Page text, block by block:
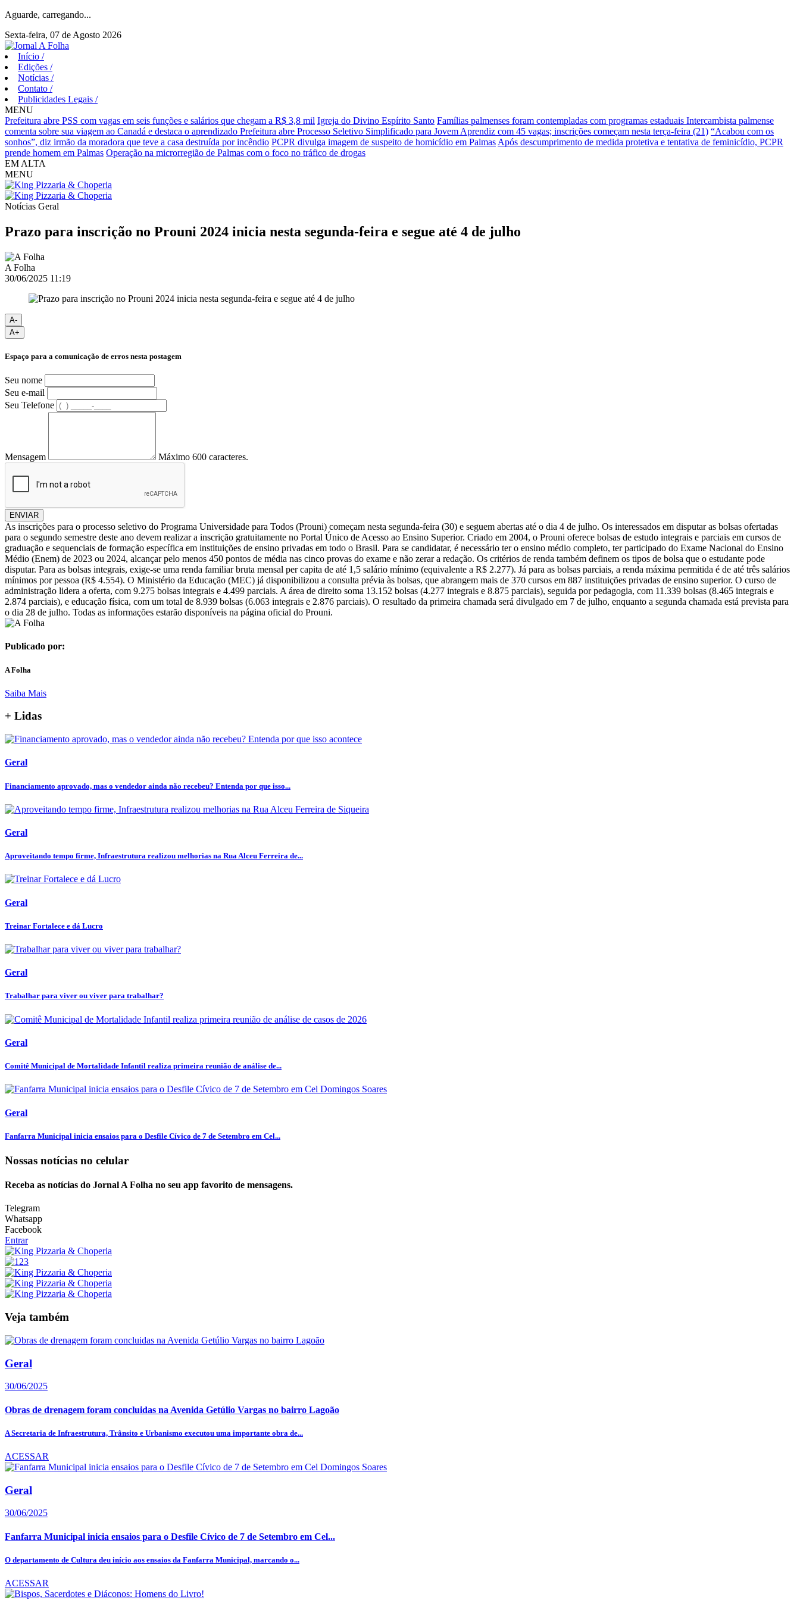
Aguarde, carregando...
Sexta-feira, 07 de Agosto 2026
Início /
Edições /
Notícias /
Contato /
Publicidades Legais /
MENU
Prefeitura abre PSS com vagas em seis funções e salários que chegam a R$ 3,8 mil Igreja do Divino Espírito Santo Famílias palmenses foram contempladas com programas estaduais Intercambista palmense
comenta sobre sua viagem ao Canadá e destaca o aprendizado Prefeitura abre Processo Seletivo Simplificado para Jovem Aprendiz com 45 vagas; inscrições começam nesta terça-feira (21) “Acabou com os
sonhos”, diz irmão da moradora que teve a casa destruída por incêndio PCPR divulga imagem de suspeito de homicídio em Palmas Após descumprimento de medida protetiva e tentativa de feminicídio, PCPR
prende homem em Palmas Operação na microrregião de Palmas com o foco no tráfico de drogas
EM ALTA
MENU
Notícias Geral
Prazo para inscrição no Prouni 2024 inicia nesta segunda-feira e segue até 4 de julho
A Folha
30/06/2025 11:19
A-
A+
Espaço para a comunicação de erros nesta postagem
Seu nome
Seu e-mail
Seu Telefone
Mensagem Máximo 600 caracteres.
ENVIAR
As inscrições para o processo seletivo do Programa Universidade para Todos (Prouni) começam nesta segunda-feira (30) e seguem abertas até o dia 4 de julho. Os interessados em disputar as bolsas ofertadas
para o segundo semestre deste ano devem realizar a inscrição gratuitamente no Portal Único de Acesso ao Ensino Superior. Criado em 2004, o Prouni oferece bolsas de estudo integrais e parciais em cursos de
graduação e sequenciais de formação específica em instituições de ensino privadas em todo o Brasil. Para se candidatar, é necessário ter o ensino médio completo, ter participado do Exame Nacional do Ensino
Médio (Enem) de 2023 ou 2024, alcançar pelo menos 450 pontos de média nas cinco provas do exame e não zerar a redação. Os critérios de renda também definem os tipos de bolsa que o estudante pode
disputar. Para as bolsas integrais, exige-se uma renda familiar bruta mensal per capita de até 1,5 salário mínimo (equivalente a R$ 2.277). Já para as bolsas parciais, a renda máxima permitida é de até três salários
mínimos por pessoa (R$ 4.554). O Ministério da Educação (MEC) já disponibilizou a consulta prévia às bolsas, que abrangem mais de 370 cursos em 887 instituições privadas de ensino superior. O curso de
administração lidera a oferta, com 9.275 bolsas integrais e 4.499 parciais. A área de direito soma 13.152 bolsas (4.277 integrais e 8.875 parciais), seguida por pedagogia, com 11.339 bolsas (8.465 integrais e
2.874 parciais), e educação física, com um total de 8.939 bolsas (6.063 integrais e 2.876 parciais). O resultado da primeira chamada será divulgado em 7 de julho, enquanto a segunda chamada está prevista para
o dia 28 de julho. Todas as informações estarão disponíveis na página oficial do Prouni.
Publicado por:
A Folha
Saiba Mais
+ Lidas
Geral
Financiamento aprovado, mas o vendedor ainda não recebeu? Entenda por que isso...
Geral
Aproveitando tempo firme, Infraestrutura realizou melhorias na Rua Alceu Ferreira de...
Geral
Treinar Fortalece e dá Lucro
Geral
Trabalhar para viver ou viver para trabalhar?
Geral
Comitê Municipal de Mortalidade Infantil realiza primeira reunião de análise de...
Geral
Fanfarra Municipal inicia ensaios para o Desfile Cívico de 7 de Setembro em Cel...
Nossas notícias no celular
Receba as notícias do Jornal A Folha no seu app favorito de mensagens.
Telegram
Whatsapp
Facebook
Entrar
Veja também
Geral
30/06/2025
Obras de drenagem foram concluidas na Avenida Getúlio Vargas no bairro Lagoão
A Secretaria de Infraestrutura, Trânsito e Urbanismo executou uma importante obra de...
ACESSAR
Geral
30/06/2025
Fanfarra Municipal inicia ensaios para o Desfile Cívico de 7 de Setembro em Cel...
O departamento de Cultura deu início aos ensaios da Fanfarra Municipal, marcando o...
ACESSAR